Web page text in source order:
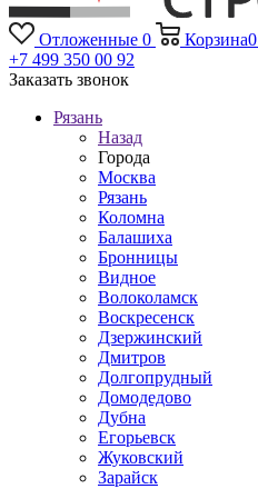
Отложенные 0 Корзина0
+7 499 350 00 92
Заказать звонок
Рязань
Назад
Города
Москва
Рязань
Коломна
Балашиха
Бронницы
Видное
Волоколамск
Воскресенск
Дзержинский
Дмитров
Долгопрудный
Домодедово
Дубна
Егорьевск
Жуковский
Зарайск